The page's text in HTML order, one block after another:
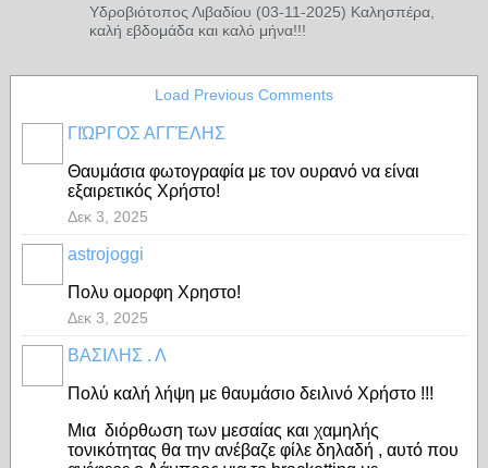
Υδροβιότοπος Λιβαδίου (03-11-2025) Καλησπέρα,
καλή εβδομάδα και καλό μήνα!!!
Load Previous Comments
ΓΙΏΡΓΟΣ ΑΓΓΈΛΗΣ
Θαυμάσια φωτογραφία με τον ουρανό να είναι
εξαιρετικός Χρήστο!
Δεκ 3, 2025
astrojoggi
Πολυ ομορφη Χρηστο!
Δεκ 3, 2025
ΒΑΣΙΛΗΣ . Λ
Πολύ καλή λήψη με θαυμάσιο δειλινό Χρήστο !!!
Μια διόρθωση των μεσαίας και χαμηλής
τονικότητας θα την ανέβαζε φίλε δηλαδή , αυτό που